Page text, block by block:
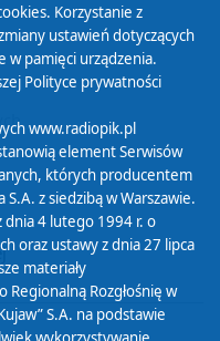
Korzystanie z
ustawień dotyczących
w pamięci urządzenia.
Polityce prywatności
www.radiopik.pl
element Serwisów
których producentem
z siedzibą w Warszawie.
dnia 4 lutego 1994 r. o
oraz ustawy z dnia 27 lipca
materiały
Regionalną Rozgłośnię w
S.A. na podstawie